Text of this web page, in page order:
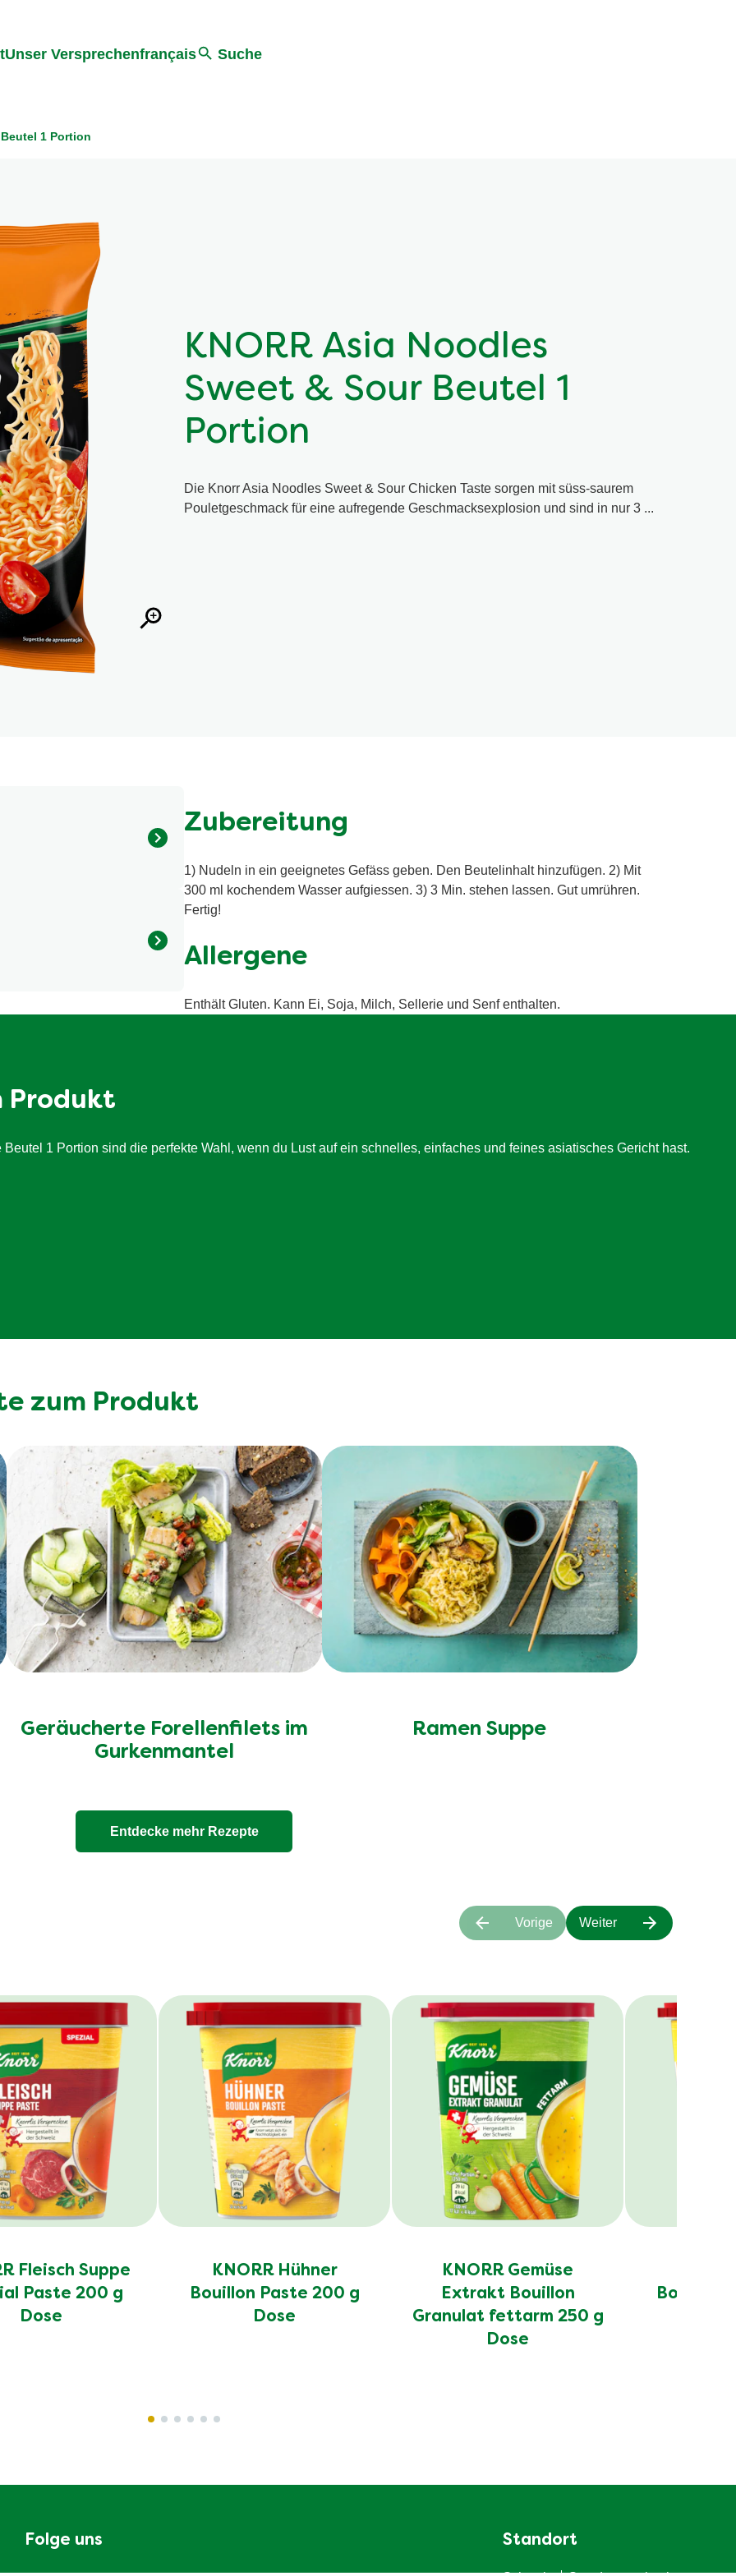
Unser Versprechenfrançais Suche
1 Portion
KNORR Asia Noodles
Sweet & Sour Beutel 1
Portion
Die Knorr Asia Noodles Sweet & Sour Chicken Taste sorgen mit süss-saurem
Pouletgeschmack für eine aufregende Geschmacksexplosion und sind in nur 3 ...
2.4 g
Zubereitung
1) Nudeln in ein geeignetes Gefäss geben. Den Beutelinhalt hinzufügen. 2) Mit
300 ml kochendem Wasser aufgiessen. 3) 3 Min. stehen lassen. Gut umrühren.
Fertig!
Allergene
Enthält Gluten. Kann Ei, Soja, Milch, Sellerie und Senf enthalten.
Produkt
1 Portion sind die perfekte Wahl, wenn du Lust auf ein schnelles, einfaches und feines asiatisches Gericht hast.
zum Produkt
Geräucherte Forellenfilets im
Gurkenmantel
Ramen Suppe
Entdecke mehr Rezepte
Fleisch Suppe
Paste 200 g
Dose
KNORR Hühner
Bouillon Paste 200 g
Dose
KNORR Gemüse
Extrakt Bouillon
Granulat fettarm 250 g
Dose
Bouillon
Vorige Weiter
Folge uns Standort